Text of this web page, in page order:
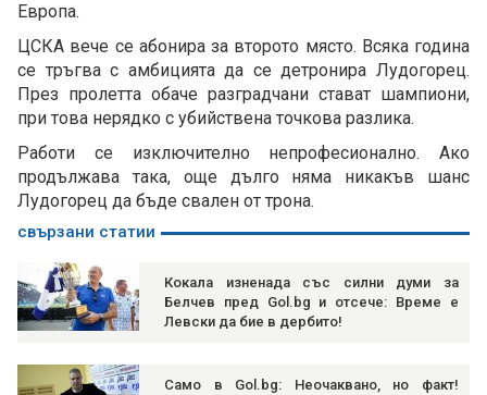
Европа.
ЦСКА вече се абонира за второто място. Всяка година
се тръгва с амбицията да се детронира Лудогорец.
През пролетта обаче разградчани стават шампиони,
при това нерядко с убийствена точкова разлика.
Работи се изключително непрофесионално. Ако
продължава така, още дълго няма никакъв шанс
Лудогорец да бъде свален от трона.
свързани статии
Кокала изненада със силни думи за
Белчев пред Gol.bg и отсече: Време е
Левски да бие в дербито!
Само в Gol.bg: Неочаквано, но факт!